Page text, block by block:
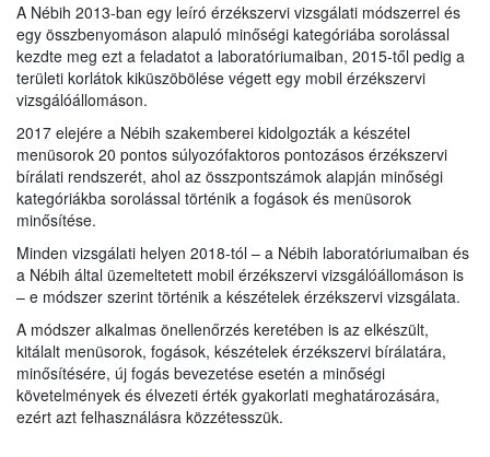
A Nébih 2013-ban egy leíró érzékszervi vizsgálati módszerrel és
egy összbenyomáson alapuló minőségi kategóriába sorolással
kezdte meg ezt a feladatot a laboratóriumaiban, 2015-től pedig a
területi korlátok kiküszöbölése végett egy mobil érzékszervi
vizsgálóállomáson.
2017 elejére a Nébih szakemberei kidolgozták a készétel
menüsorok 20 pontos súlyozófaktoros pontozásos érzékszervi
bírálati rendszerét, ahol az összpontszámok alapján minőségi
kategóriákba sorolással történik a fogások és menüsorok
minősítése.
Minden vizsgálati helyen 2018-tól – a Nébih laboratóriumaiban és
a Nébih által üzemeltetett mobil érzékszervi vizsgálóállomáson is
– e módszer szerint történik a készételek érzékszervi vizsgálata.
A módszer alkalmas önellenőrzés keretében is az elkészült,
kitálalt menüsorok, fogások, készételek érzékszervi bírálatára,
minősítésére, új fogás bevezetése esetén a minőségi
követelmények és élvezeti érték gyakorlati meghatározására,
ezért azt felhasználásra közzétesszük.
A módszer szabványi háttere
A vizsgálati módszer a MSZ ISO 6658:2007.5.3.6 szakasz
szerinti súlyozófaktoros pontozásos bírálat alapján került
kidolgozásra, leíró érzékszervi bírálattal és minőségi
kategóriába sorolással kiegészítve.
A menüsor, illetve az abban szereplő fogások érzékszervi
vizsgálata során az emberi érzékszervekkel olyan
tulajdonságokat elemzünk, amelyek ismeretében a
készételek élvezeti értékét, minőségét határozzuk meg.
A 20 pontos súlyozófaktoros pontozásos bírálattal az
élvezeti értéket meghatározó külsőt, állományt, illatot és ízt
vizsgáljuk.